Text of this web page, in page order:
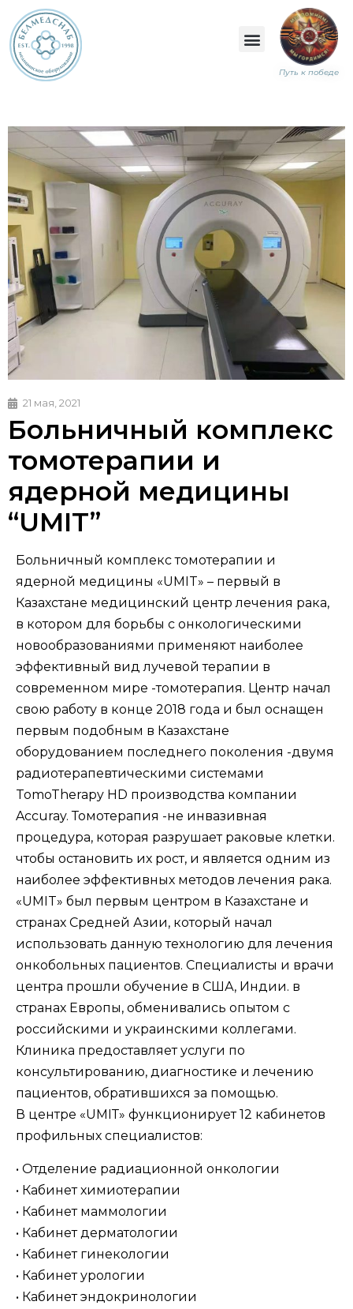
Путь к победе
21 мая, 2021
Больничный комплекс
томотерапии и
ядерной медицины
“UMIT”
Больничный комплекс томотерапии и
ядерной медицины «UMIT» – первый в
Казахстане медицинский центр лечения рака,
в котором для борьбы с онкологическими
новообразованиями применяют наиболее
эффективный вид лучевой терапии в
современном мире -томотерапия. Центр начал
свою работу в конце 2018 года и был оснащен
первым подобным в Казахстане
оборудованием последнего поколения -двумя
радиотерапевтическими системами
TomoTherapy HD производства компании
Accuray. Томотерапия -не инвазивная
процедура, которая разрушает раковые клетки.
чтобы остановить их рост, и является одним из
наиболее эффективных методов лечения рака.
«UMIT» был первым центром в Казахстане и
странах Средней Азии, который начал
использовать данную технологию для лечения
онкобольных пациентов. Специалисты и врачи
центра прошли обучение в США, Индии. в
странах Европы, обменивались опытом с
российскими и украинскими коллегами.
Клиника предоставляет услуги по
консультированию, диагностике и лечению
пациентов, обратившихся за помощью.
В центре «UMIТ» функционирует 12 кабинетов
профильных специалистов:
• Отделение радиационной онкологии
• Кабинет химиотерапии
• Кабинет маммологии
• Кабинет дерматологии
• Кабинет гинекологии
• Кабинет урологии
• Кабинет эндокринологии